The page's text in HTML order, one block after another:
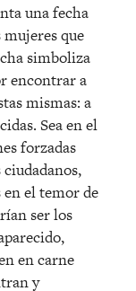
una fecha
que
simboliza
encontrar a
mismas: a
Sea en el
forzadas
el temor de
ser los
en carne
y